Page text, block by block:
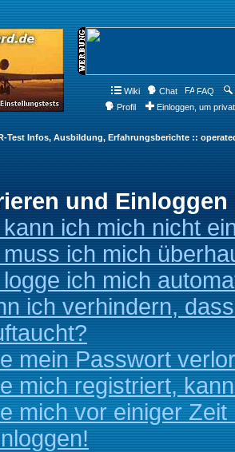
Wiki Chat FAQ
Profil
Einloggen, um
Test Infos, Ausbildung, Erfahrungsberichte ::
und Einloggen
ich mich nicht
ich mich
ich mich
ich verhindern,
mein Passwort
mich registriert,
mich vor einiger